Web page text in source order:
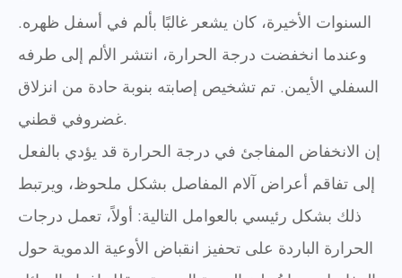
السنوات الأخيرة، كان يشعر غالبًا بألم في أسفل ظهره.
وعندما انخفضت درجة الحرارة، انتشر الألم إلى طرفه
السفلي الأيمن. تم تشخيص إصابته بنوبة حادة من انزلاق
غضروفي قطني.
إن الانخفاض المفاجئ في درجة الحرارة قد يؤدي بالفعل
إلى تفاقم أعراض آلام المفاصل بشكل ملحوظ، ويرتبط
ذلك بشكل رئيسي بالعوامل التالية: أولاً، تعمل درجات
الحرارة الباردة على تحفيز انقباض الأوعية الدموية حول